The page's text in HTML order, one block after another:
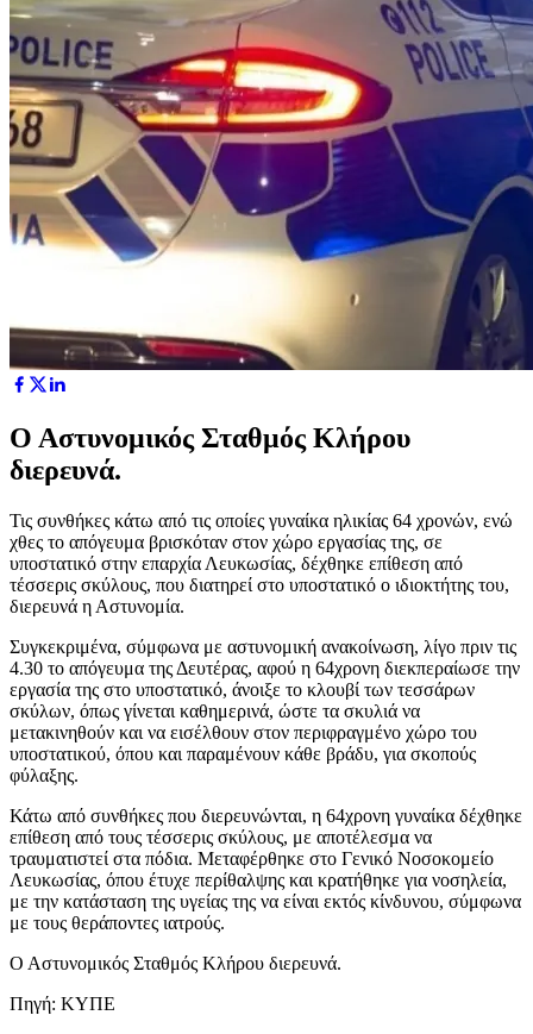
Ο Αστυνομικός Σταθμός Κλήρου
διερευνά.
Τις συνθήκες κάτω από τις οποίες γυναίκα ηλικίας 64 χρονών, ενώ
χθες το απόγευμα βρισκόταν στον χώρο εργασίας της, σε
υποστατικό στην επαρχία Λευκωσίας, δέχθηκε επίθεση από
τέσσερις σκύλους, που διατηρεί στο υποστατικό ο ιδιοκτήτης του,
διερευνά η Αστυνομία.
Συγκεκριμένα, σύμφωνα με αστυνομική ανακοίνωση, λίγο πριν τις
4.30 το απόγευμα της Δευτέρας, αφού η 64χρονη διεκπεραίωσε την
εργασία της στο υποστατικό, άνοιξε το κλουβί των τεσσάρων
σκύλων, όπως γίνεται καθημερινά, ώστε τα σκυλιά να
μετακινηθούν και να εισέλθουν στον περιφραγμένο χώρο του
υποστατικού, όπου και παραμένουν κάθε βράδυ, για σκοπούς
φύλαξης.
Κάτω από συνθήκες που διερευνώνται, η 64χρονη γυναίκα δέχθηκε
επίθεση από τους τέσσερις σκύλους, με αποτέλεσμα να
τραυματιστεί στα πόδια. Μεταφέρθηκε στο Γενικό Νοσοκομείο
Λευκωσίας, όπου έτυχε περίθαλψης και κρατήθηκε για νοσηλεία,
με την κατάσταση της υγείας της να είναι εκτός κίνδυνου, σύμφωνα
με τους θεράποντες ιατρούς.
Ο Αστυνομικός Σταθμός Κλήρου διερευνά.
Πηγή: ΚΥΠΕ